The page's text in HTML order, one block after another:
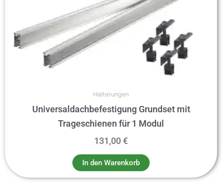
Halterungen
Universaldachbefestigung Grundset mit
Trageschienen für 1 Modul
131,00€
In den Warenkorb